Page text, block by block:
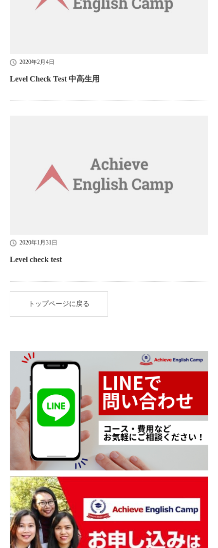
2020年2月4日
Level Check Test 中高生用
2020年1月31日
Level check test
トップページに戻る